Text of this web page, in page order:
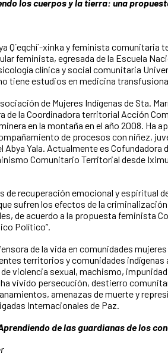
los cuerpos y la tierra: una
Q´eqchí´-xinka y feminista comunitaria
feminista, egresada de la Escuela
clínica y social comunitaria
tiene estudios en medicina
de Mujeres Indígenas de Sta.
de la Coordinadora territorial Acción
en la montaña en el año 2008. Ha
de procesos con niñez,
Abya Yala. Actualmente es Cofundadora
Comunitario Territorial desde
de recuperación emocional y espiritual
sufren los efectos de la
de acuerdo a la propuesta feminista
Político”.
de la vida en comunidades
territorios y comunidades indígenas
violencia sexual, machismo,
vivido persecución, destierro
amenazas de muerte y
Internacionales de Paz.
de lasguardianasde los